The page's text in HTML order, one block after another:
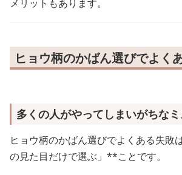
メリットもあります。
ヒョウ柄のかばん選びでよく
多くの人がやってしまいがちな
ヒョウ柄のかばん選びでよくある失敗
の見た目だけで選ぶ」**ことです。